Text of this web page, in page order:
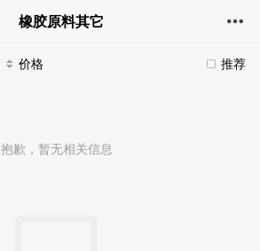
橡胶原料其它
推荐
价格
抱歉，暂无相关信息